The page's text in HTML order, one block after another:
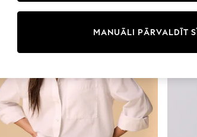
MANUĀLI PĀRVALDĪT